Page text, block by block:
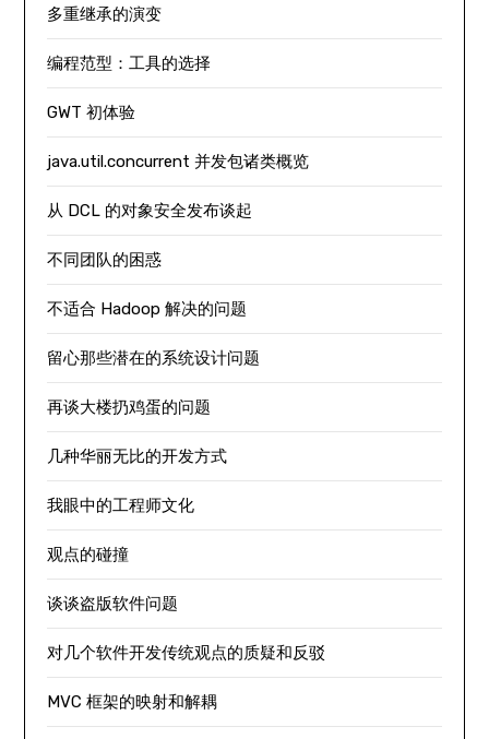
多重继承的演变
编程范型：工具的选择
GWT 初体验
java.util.concurrent 并发包诸类概览
从 DCL 的对象安全发布谈起
不同团队的困惑
不适合 Hadoop 解决的问题
留心那些潜在的系统设计问题
再谈大楼扔鸡蛋的问题
几种华丽无比的开发方式
我眼中的工程师文化
观点的碰撞
谈谈盗版软件问题
对几个软件开发传统观点的质疑和反驳
MVC 框架的映射和解耦